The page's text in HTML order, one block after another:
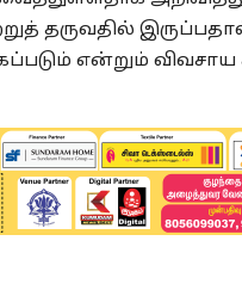
தருவதில்
என்றும்